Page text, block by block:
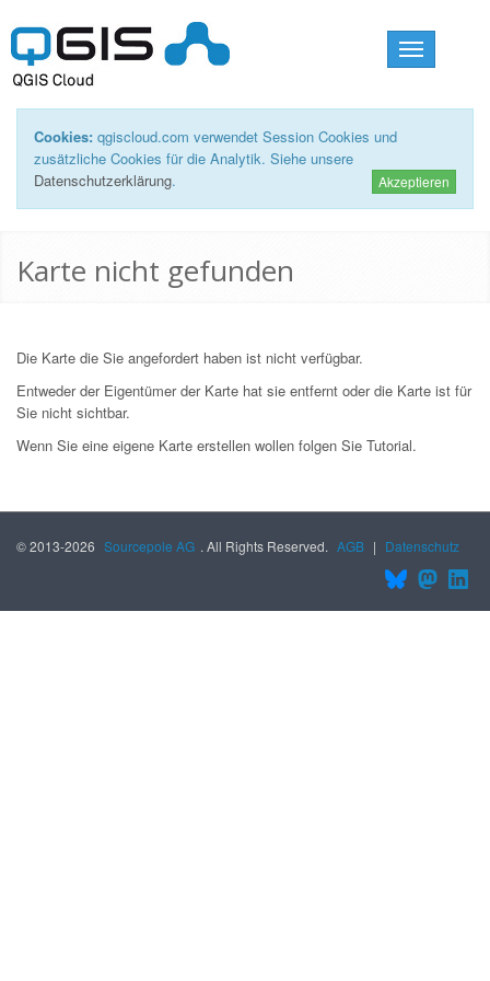
Toggle
navigation
Cookies: qgiscloud.com verwendet Session Cookies und
zusätzliche Cookies für die Analytik. Siehe unsere
Datenschutzerklärung. Akzeptieren
Karte nicht gefunden
Die Karte die Sie angefordert haben ist nicht verfügbar.
Entweder der Eigentümer der Karte hat sie entfernt oder die Karte ist für
Sie nicht sichtbar.
Wenn Sie eine eigene Karte erstellen wollen folgen Sie Tutorial.
© 2013-2026 Sourcepole AG . All Rights Reserved. AGB | Datenschutz